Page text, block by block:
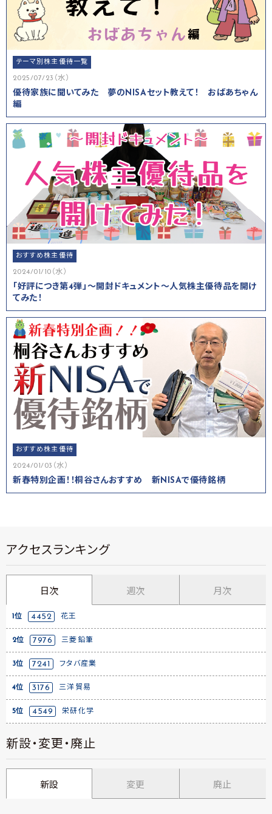
テーマ別株主優待一覧
2025/07/23（水）
優待家族に聞いてみた 夢のNISAセット教えて！ おばあちゃん
編
おすすめ株主優待
2024/01/10（水）
「好評につき第4弾」～開封ドキュメント～人気株主優待品を開け
てみた！
おすすめ株主優待
2024/01/03（水）
新春特別企画！！桐谷さんおすすめ 新NISAで優待銘柄
アクセスランキング
日次 週次 月次
1位 4452 花王
2位 7976 三菱鉛筆
3位 7241 フタバ産業
4位 3176 三洋貿易
5位 4549 栄研化学
新設・変更・廃止
新設 変更 廃止